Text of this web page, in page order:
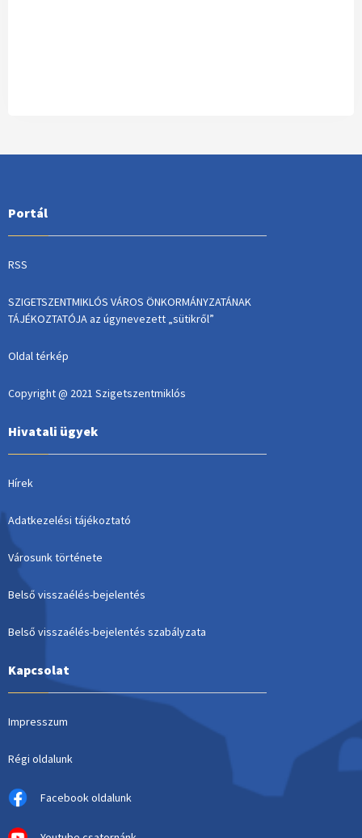
Portál
RSS
SZIGETSZENTMIKLÓS VÁROS ÖNKORMÁNYZATÁNAK
TÁJÉKOZTATÓJA az úgynevezett „sütikről”
Oldal térkép
Copyright @ 2021 Szigetszentmiklós
Hivatali ügyek
Hírek
Adatkezelési tájékoztató
Városunk története
Belső visszaélés-bejelentés
Belső visszaélés-bejelentés szabályzata
Kapcsolat
Impresszum
Régi oldalunk
Facebook oldalunk